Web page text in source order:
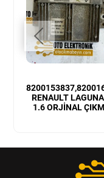
RENAULT
1.6 ORJİNAL